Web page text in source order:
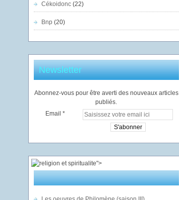
Cékoidonc(22)
Bnp (20)
Newsletter
Abonnez-vous pour être averti des nouveaux articles
publiés.
Email
">